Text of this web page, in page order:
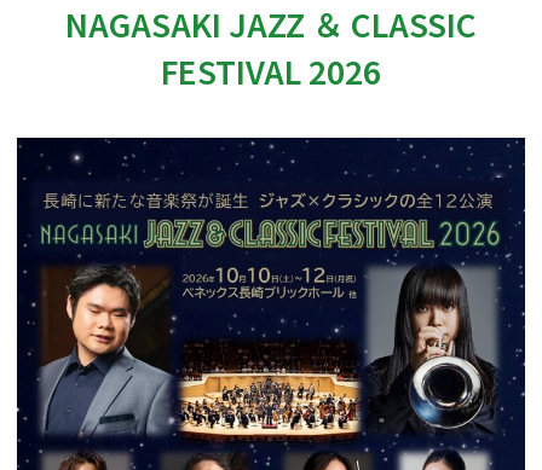
NAGASAKI JAZZ ＆ CLASSIC
FESTIVAL 2026